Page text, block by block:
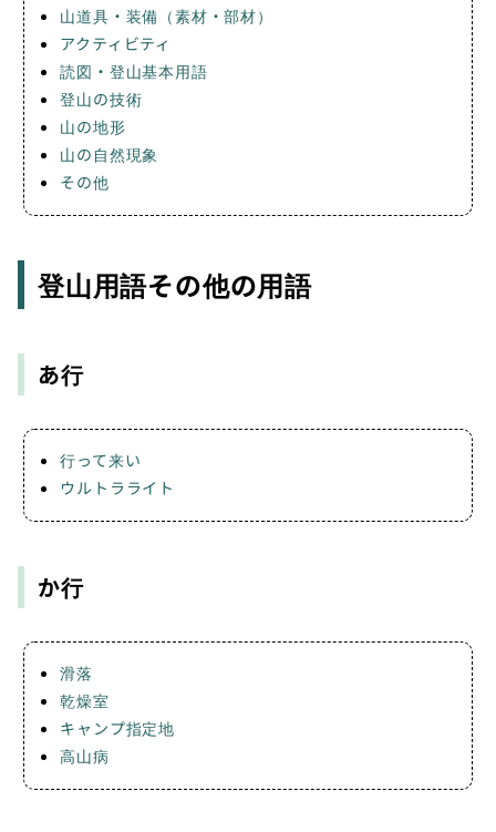
山道具・装備（素材・部材）
アクティビティ
読図・登山基本用語
登山の技術
山の地形
山の自然現象
その他
登山用語その他の用語
あ行
行って来い
ウルトラライト
か行
滑落
乾燥室
キャンプ指定地
高山病